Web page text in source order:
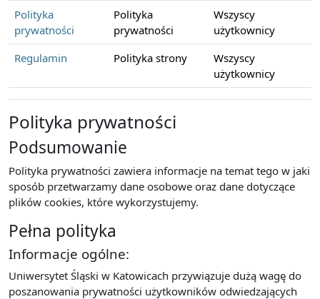
Polityka
prywatności
Polityka
prywatności
Wszyscy
użytkownicy
Regulamin
Polityka strony
Wszyscy
użytkownicy
Polityka prywatności
Podsumowanie
Polityka prywatności zawiera informacje na temat tego w jaki
sposób przetwarzamy dane osobowe oraz dane dotyczące
plików cookies, które wykorzystujemy.
Pełna polityka
Informacje ogólne:
Uniwersytet Śląski w Katowicach przywiązuje dużą wagę do
poszanowania prywatności użytkowników odwiedzających